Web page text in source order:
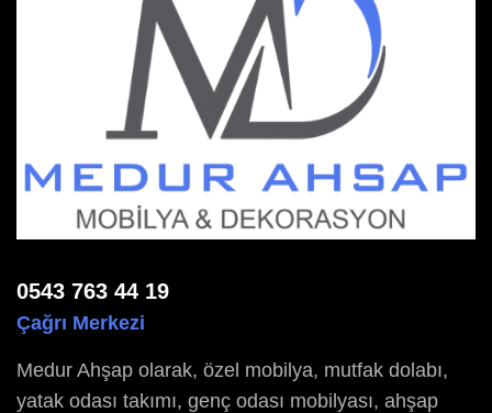
0543 763 44 19
Çağrı Merkezi
Medur Ahşap olarak, özel mobilya, mutfak dolabı,
yatak odası takımı, genç odası mobilyası, ahşap